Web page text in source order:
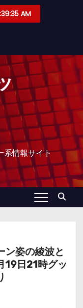
AM
系情報サイト
ン姿の綾波と
19日21時グッ